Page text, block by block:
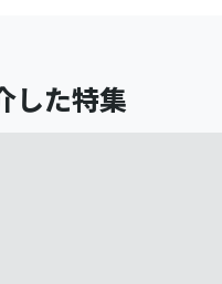
した特集